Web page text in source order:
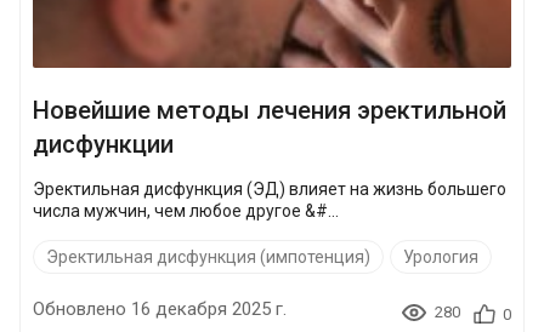
Новейшие методы лечения эректильной
дисфункции
Эректильная дисфункция (ЭД) влияет на жизнь большего
числа мужчин, чем любое другое &#...
Эректильная дисфункция (импотенция) Урология
Обновлено 16 декабря 2025 г. 280 0